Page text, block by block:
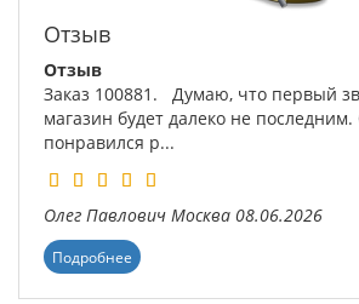
Отзыв
Отзыв
Заказ 100881. Думаю, что первый
магазин будет далеко не
понравился р...
Олег Павлович Москва 08.06.2026
Подробнее